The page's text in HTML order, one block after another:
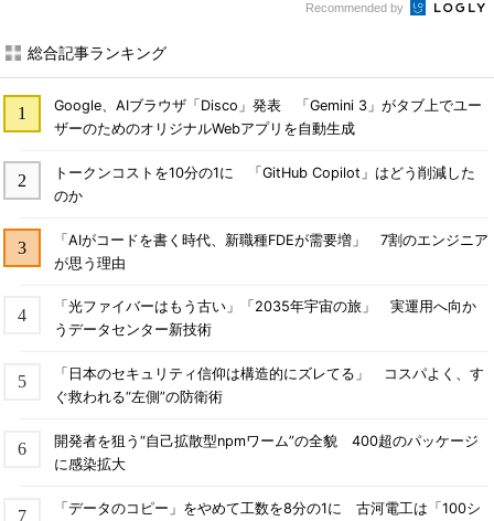
Recommended by
総合記事ランキング
Google、AIブラウザ「Disco」発表 「Gemini 3」がタブ上でユー
ザーのためのオリジナルWebアプリを自動生成
トークンコストを10分の1に 「GitHub Copilot」はどう削減した
のか
「AIがコードを書く時代、新職種FDEが需要増」 7割のエンジニア
が思う理由
「光ファイバーはもう古い」「2035年宇宙の旅」 実運用へ向か
うデータセンター新技術
「日本のセキュリティ信仰は構造的にズレてる」 コスパよく、す
ぐ救われる“左側”の防衛術
開発者を狙う“自己拡散型npmワーム”の全貌 400超のパッケージ
に感染拡大
「データのコピー」をやめて工数を8分の1に 古河電工は「100シ